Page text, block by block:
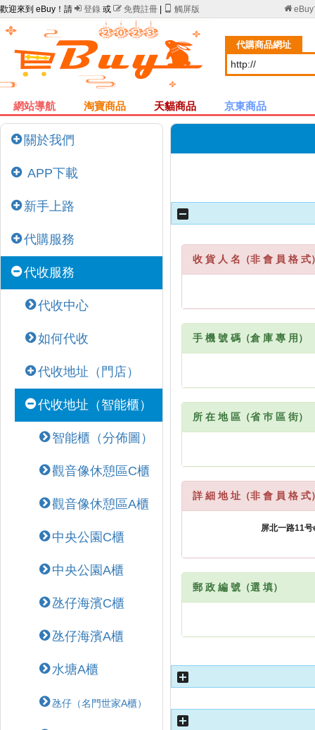
歡迎來到 eBuy！請  登錄 或  免費註冊 觸屏版 eBuy
代購商品網址
網站導航 淘寶商品 天貓商品 京東商品
關於我們
APP下載
新手上路
代購服務
代收服務
代收中心
如何代收
代收地址（門店）
代收地址（智能櫃）
智能櫃（分佈圖）
觀音像休憩區C櫃
觀音像休憩區A櫃
中央公園C櫃
中央公園A櫃
氹仔海濱C櫃
氹仔海濱A櫃
水塘A櫃
氹仔（名門世家A櫃）
收 貨 人 名（非 會 員 格 式
手 機 號 碼（倉 庫 專 用）
所 在 地 區（省 巿 區 街）
詳 細 地 址（非 會 員 格 式
郵 政 編 號（選 填）